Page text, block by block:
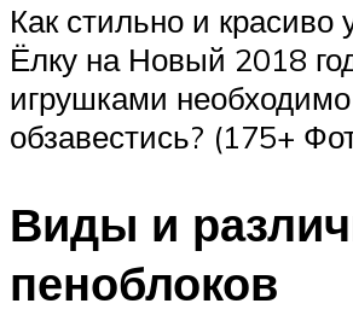
Как стильно и красиво
Ёлку на Новый 2018
игрушками необходимо
обзавестись? (175+
Виды и
пеноблоков